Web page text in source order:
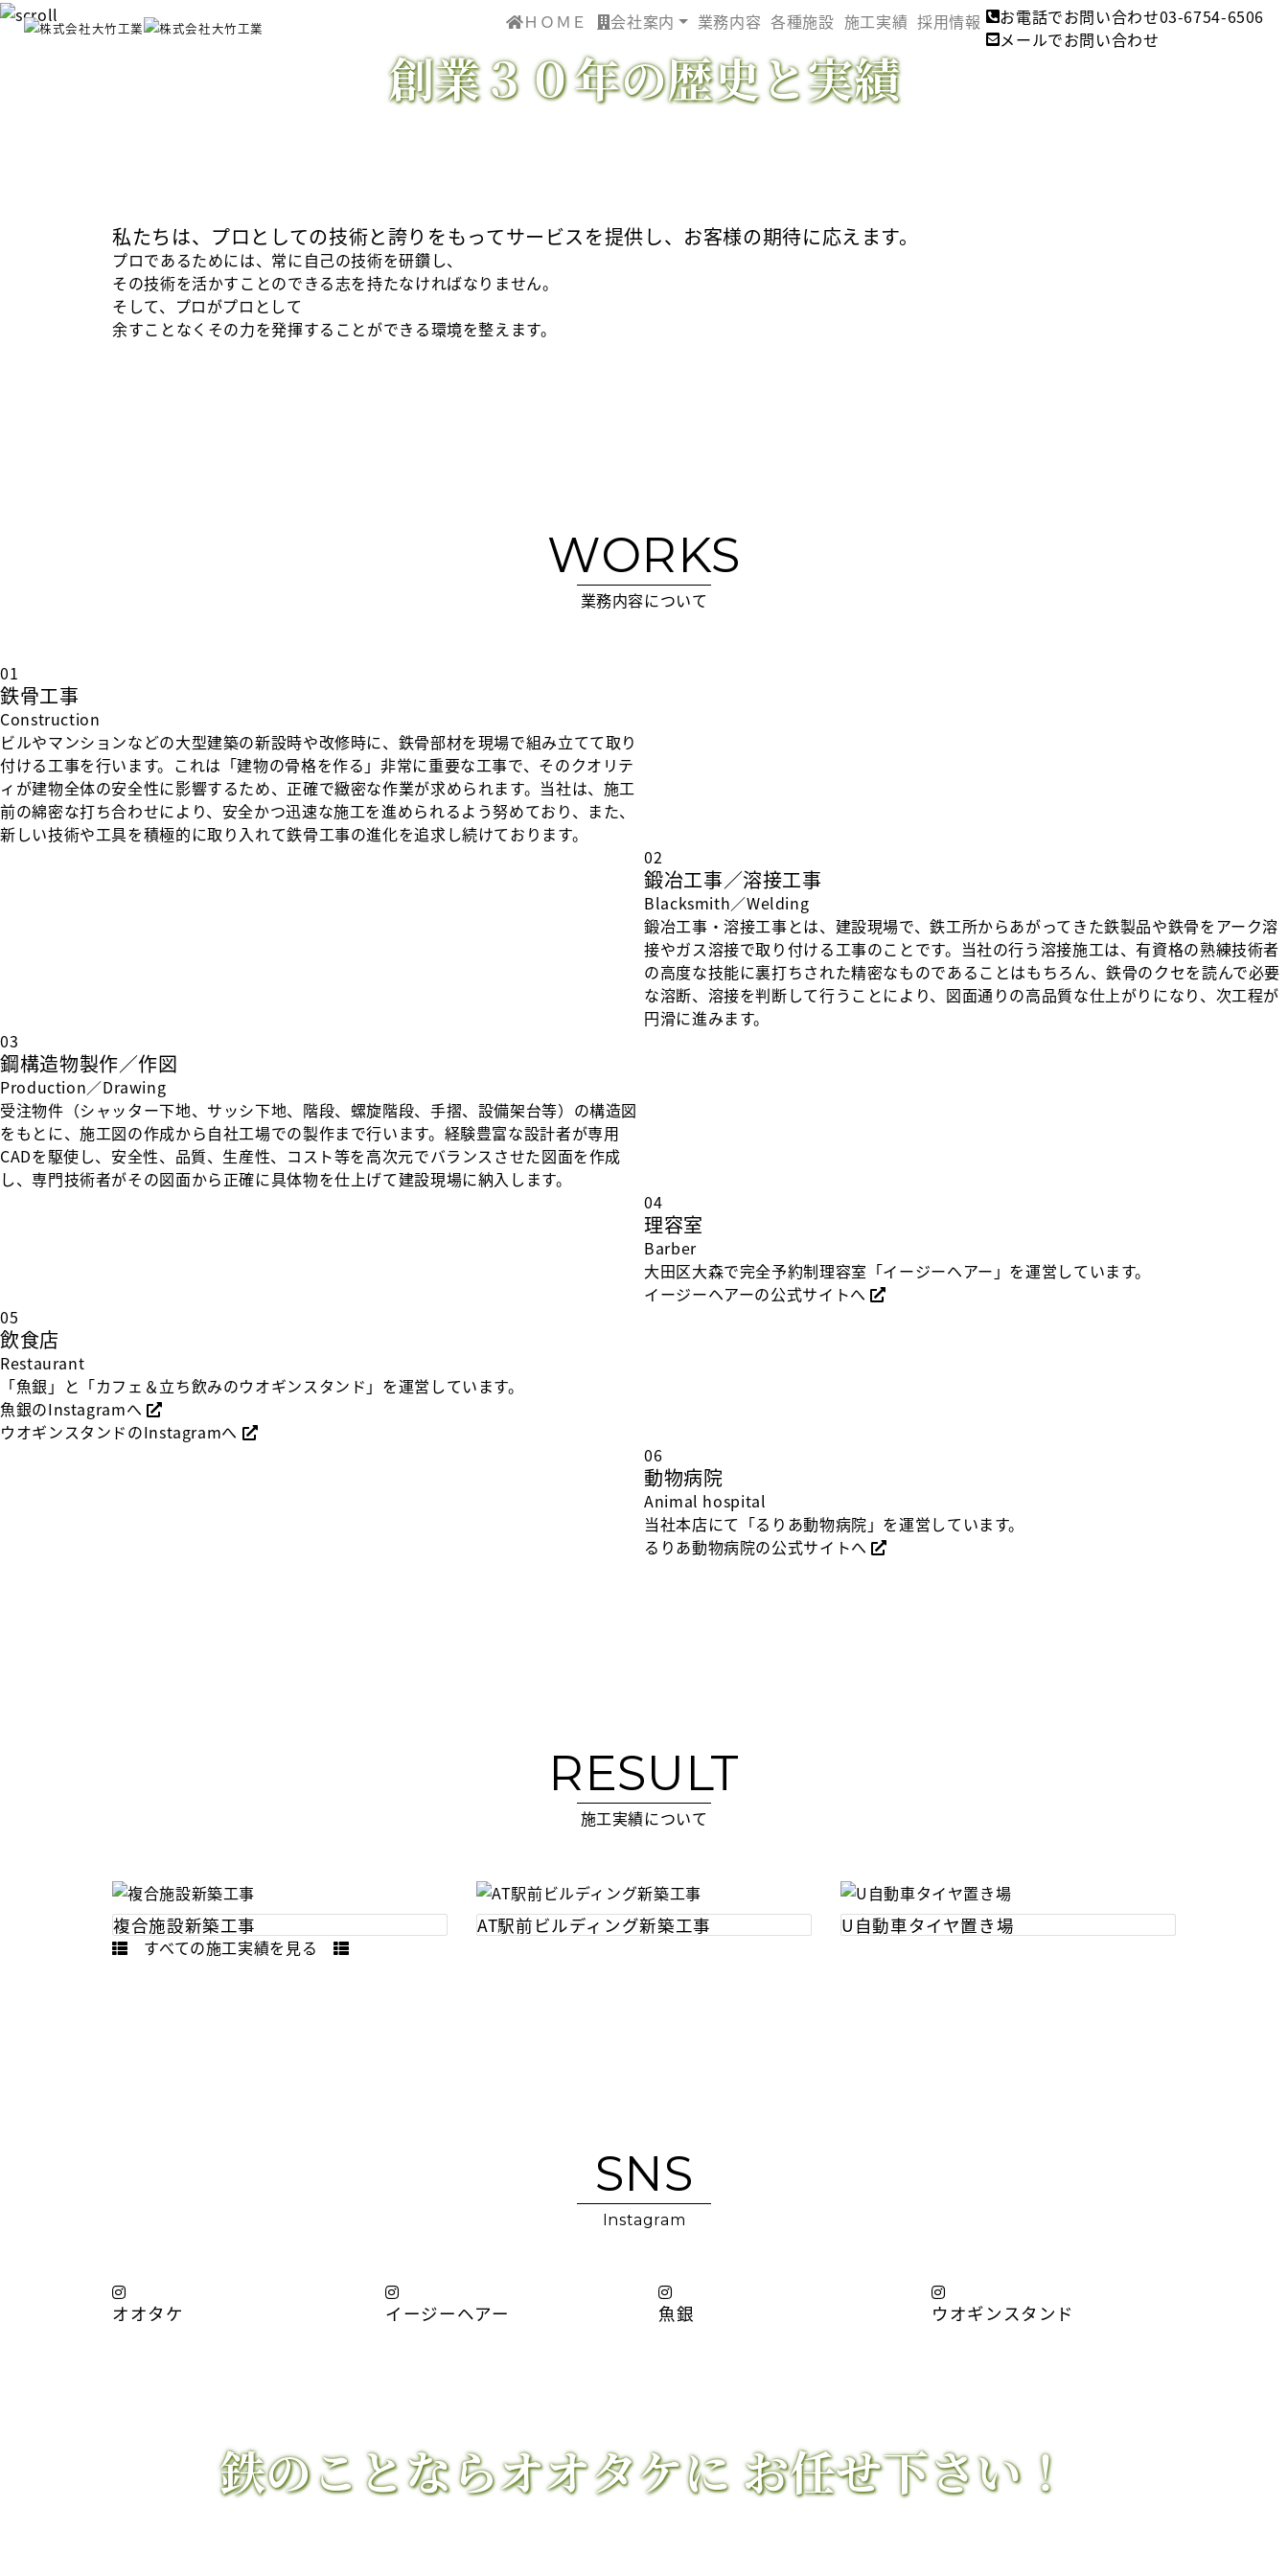
ＨＯＭＥ 会社案内 業務内容 各種施設 施工実績 採用情報 お電話でお問い合わせ03-6754-6506
メールでお問い合わせ
Previous Next
創業３０年の歴史と実績
私たちは、プロとしての技術と誇りをもってサービスを提供し、お客様の期待に応えます。
プロであるためには、常に自己の技術を研鑽し、
その技術を活かすことのできる志を持たなければなりません。
そして、プロがプロとして
余すことなくその力を発揮することができる環境を整えます。
WORKS
業務内容について
01
鉄骨工事
Construction
ビルやマンションなどの大型建築の新設時や改修時に、鉄骨部材を現場で組み立てて取り
付ける工事を行います。これは「建物の骨格を作る」非常に重要な工事で、そのクオリテ
ィが建物全体の安全性に影響するため、正確で緻密な作業が求められます。当社は、施工
前の綿密な打ち合わせにより、安全かつ迅速な施工を進められるよう努めており、また、
新しい技術や工具を積極的に取り入れて鉄骨工事の進化を追求し続けております。
02
鍛冶工事／溶接工事
Blacksmith／Welding
鍛冶工事・溶接工事とは、建設現場で、鉄工所からあがってきた鉄製品や鉄骨をアーク溶
接やガス溶接で取り付ける工事のことです。当社の行う溶接施工は、有資格の熟練技術者
の高度な技能に裏打ちされた精密なものであることはもちろん、鉄骨のクセを読んで必要
な溶断、溶接を判断して行うことにより、図面通りの高品質な仕上がりになり、次工程が
円滑に進みます。
03
鋼構造物製作／作図
Production／Drawing
受注物件（シャッター下地、サッシ下地、階段、螺旋階段、手摺、設備架台等）の構造図
をもとに、施工図の作成から自社工場での製作まで行います。経験豊富な設計者が専用
CADを駆使し、安全性、品質、生産性、コスト等を高次元でバランスさせた図面を作成
し、専門技術者がその図面から正確に具体物を仕上げて建設現場に納入します。
04
理容室
Barber
大田区大森で完全予約制理容室「イージーヘアー」を運営しています。
イージーヘアーの公式サイトへ
05
飲食店
Restaurant
「魚銀」と「カフェ＆立ち飲みのウオギンスタンド」を運営しています。
魚銀のInstagramへ
ウオギンスタンドのInstagramへ
06
動物病院
Animal hospital
当社本店にて「るりあ動物病院」を運営しています。
るりあ動物病院の公式サイトへ
RESULT
施工実績について
複合施設新築工事 AT駅前ビルディング新築工事 U自動車タイヤ置き場
すべての施工実績を見る
SNS
Instagram
オオタケ イージーヘアー 魚銀 ウオギンスタンド
鉄のことならオオタケに お任せ下さい！